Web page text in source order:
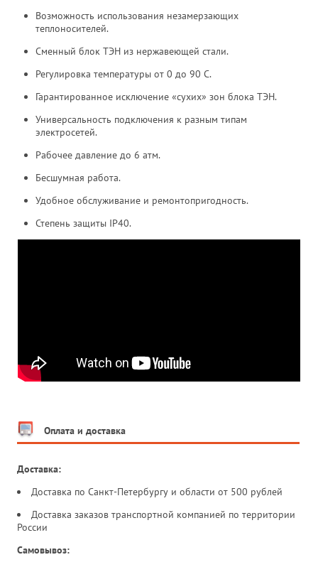
Возможность использования незамерзающих
теплоносителей.
Сменный блок ТЭН из нержавеющей стали.
Регулировка температуры от 0 до 90 С.
Гарантированное исключение «сухих» зон блока ТЭН.
Универсальность подключения к разным типам
электросетей.
Рабочее давление до 6 атм.
Бесшумная работа.
Удобное обслуживание и ремонтопригодность.
Степень защиты IP40.
Оплата и доставка
Доставка:
Доставка по Санкт-Петербургу и области от 500 рублей
Доставка заказов транспортной компанией по территории
России
Самовывоз: